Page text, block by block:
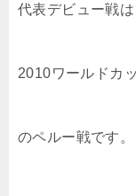
代表デビュー戦は
2010ワールドカ
のペルー戦です。